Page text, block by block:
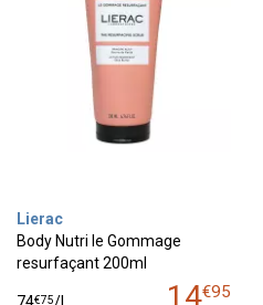
Lierac
Body Nutri le Gommage
resurfaçant 200ml
14€95
€75